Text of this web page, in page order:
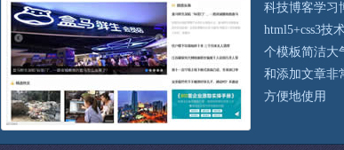
科技博客学习
html5+css3技
个模板简洁大
和添加文章非
方便地使用